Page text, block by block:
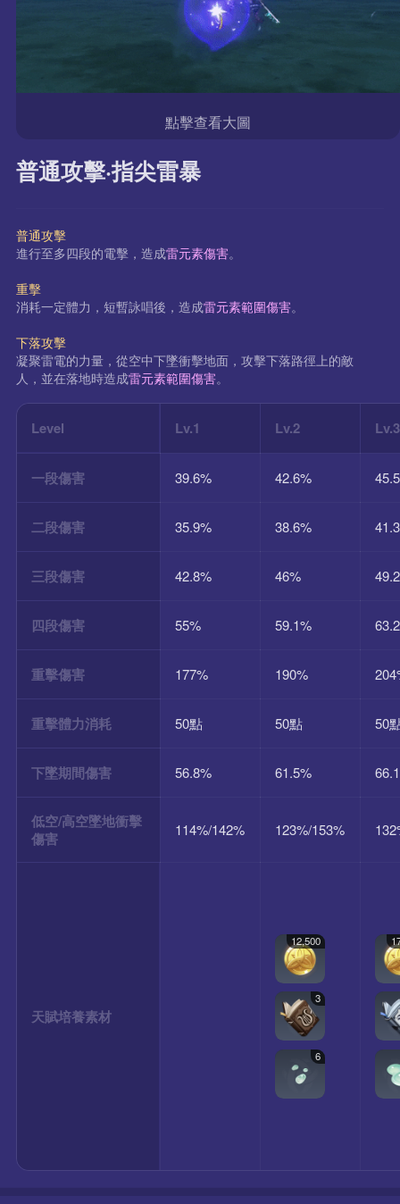
點擊查看大圖
普通攻擊·指尖雷暴
普通攻擊
進行至多四段的電擊，造成雷元素傷害。
重擊
消耗一定體力，短暫詠唱後，造成雷元素範圍傷害。
下落攻擊
凝聚雷電的力量，從空中下墜衝擊地面，攻擊下落路徑上的敵
人，並在落地時造成雷元素範圍傷害。
Level Lv.1 Lv.2 Lv.3
一段傷害 39.6% 42.6%
二段傷害 35.9% 38.6%
三段傷害 42.8% 46%
四段傷害 55% 59.1%
重擊傷害 177% 190%
重擊體力消耗 50點 50點 50
下墜期間傷害 56.8% 61.5%
低空/高空墜地衝擊
傷害
114%/142% 123%/153%
天賦培養素材
12,500
3
6